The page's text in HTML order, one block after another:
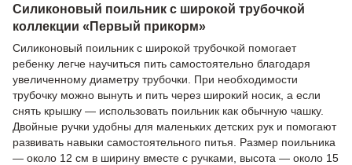
Силиконовый поильник с широкой трубочкой
коллекции «Первый прикорм»
Силиконовый поильник с широкой трубочкой помогает
ребенку легче научиться пить самостоятельно благодаря
увеличенному диаметру трубочки. При необходимости
трубочку можно вынуть и пить через широкий носик, а если
снять крышку — использовать поильник как обычную чашку.
Двойные ручки удобны для маленьких детских рук и помогают
развивать навыки самостоятельного питья. Размер поильника
— около 12 см в ширину вместе с ручками, высота — около 15